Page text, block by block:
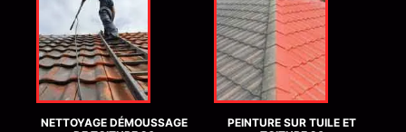
NETTOYAGE DÉMOUSSAGE
PEINTURE SUR TUILE ET